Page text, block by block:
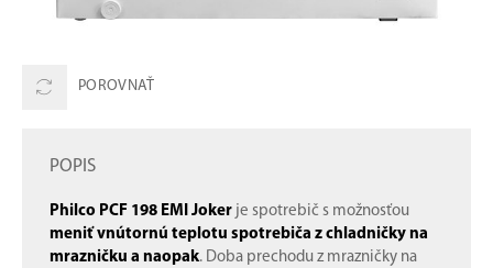
POROVNAŤ
POPIS
Philco PCF 198 EMI Joker je spotrebič s možnosťou
meniť vnútornú teplotu spotrebiča z chladničky na
mrazničku a naopak. Doba prechodu z mrazničky na